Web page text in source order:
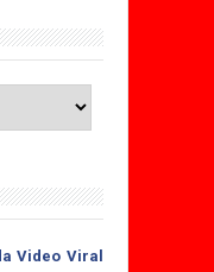
Video Viral